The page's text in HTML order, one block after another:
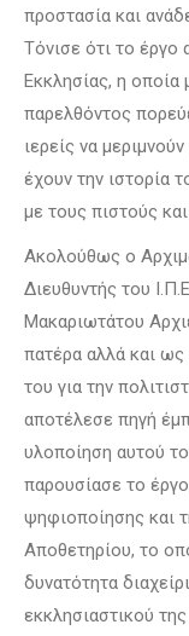
προστασία και
Τόνισε ότι το έργο
Εκκλησίας, η
παρελθόντος
ιερείς να
έχουν την ιστορία
με τους πιστούς
Ακολούθως ο
Διευθυντής του
Μακαριωτάτου
πατέρα αλλά και
του για την
αποτέλεσε πηγή
υλοποίηση αυτού
παρουσίασε το
ψηφιοποίησης και
Αποθετηρίου, το
δυνατότητα
εκκλησιαστικού